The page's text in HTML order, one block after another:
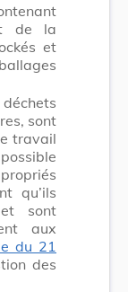
de la
et
sont
travail
qu’ils
sont
aux
du 21
des